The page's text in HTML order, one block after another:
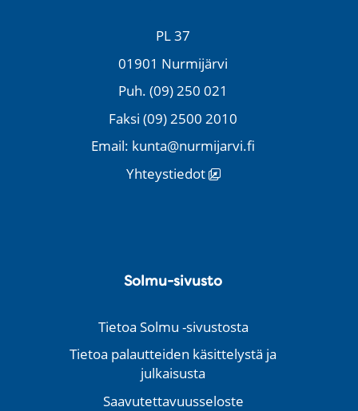
PL 37
01901 Nurmijärvi
Puh. (09) 250 021
Faksi (09) 2500 2010
Email: kunta@nurmijarvi.fi
Yhteystiedot
Solmu-sivusto
Tietoa Solmu -sivustosta
Tietoa palautteiden käsittelystä ja
julkaisusta
Saavutettavuusseloste